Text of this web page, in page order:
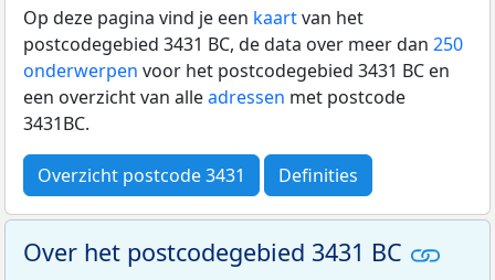
Op deze pagina vind je een kaartvan het
postcodegebied 3431 BC, de data over meer dan 250
onderwerpen voor het postcodegebied 3431 BC en
een overzicht van alleadressen met postcode
3431BC.
Overzicht postcode 3431 Definities
Over het postcodegebied 3431 BC